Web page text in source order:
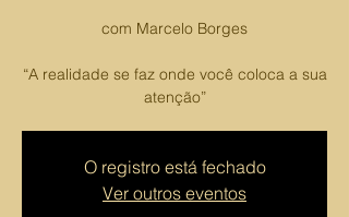
com Marcelo Borges
“A realidade se faz onde você coloca a sua
atenção”
O registro está fechado
Ver outros eventos